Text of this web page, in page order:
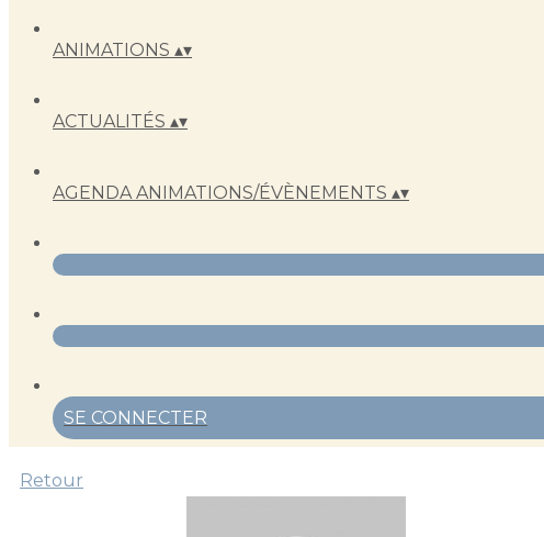
ANIMATIONS ▴▾
ACTUALITÉS ▴▾
AGENDA ANIMATIONS/ÉVÈNEMENTS ▴▾
SE CONNECTER
Retour